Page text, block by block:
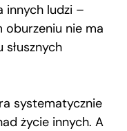
innych ludzi –
nie ma
słusznych
systematycznie
życie innych. A